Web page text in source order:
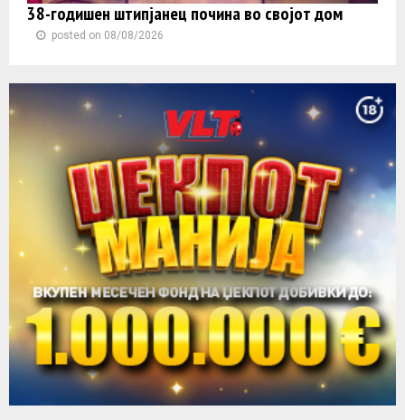
38-годишен штипјанец почина во својот дом
posted on 08/08/2026